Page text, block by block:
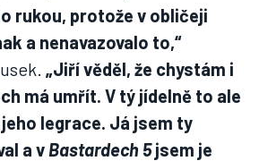
rukou, protože v obličeji
a nenavazovalo to,“
„Jiří věděl, že chystám i
má umřít. V tý jídelně to ale
legrace. Já jsem ty
a v Bastardech 5jsem je